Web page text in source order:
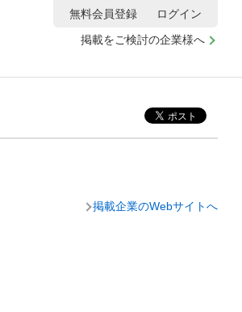
掲載をご検討の企業様へ
無料会員登録 ログイン
掲載企業のWebサイトへ